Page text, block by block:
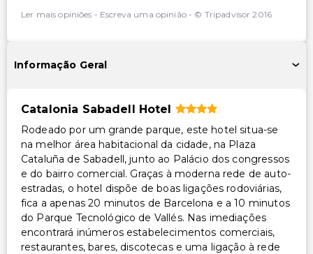
Ler mais opiniões - Escreva uma opinião - © Tripadvisor 2016
Informação Geral
Catalonia Sabadell Hotel
Rodeado por um grande parque, este hotel situa-se
na melhor área habitacional da cidade, na Plaza
Cataluña de Sabadell, junto ao Palácio dos congressos
e do bairro comercial. Graças à moderna rede de auto-
estradas, o hotel dispõe de boas ligações rodoviárias,
fica a apenas 20 minutos de Barcelona e a 10 minutos
do Parque Tecnológico de Vallés. Nas imediações
encontrará inúmeros estabelecimentos comerciais,
restaurantes, bares, discotecas e uma ligação à rede